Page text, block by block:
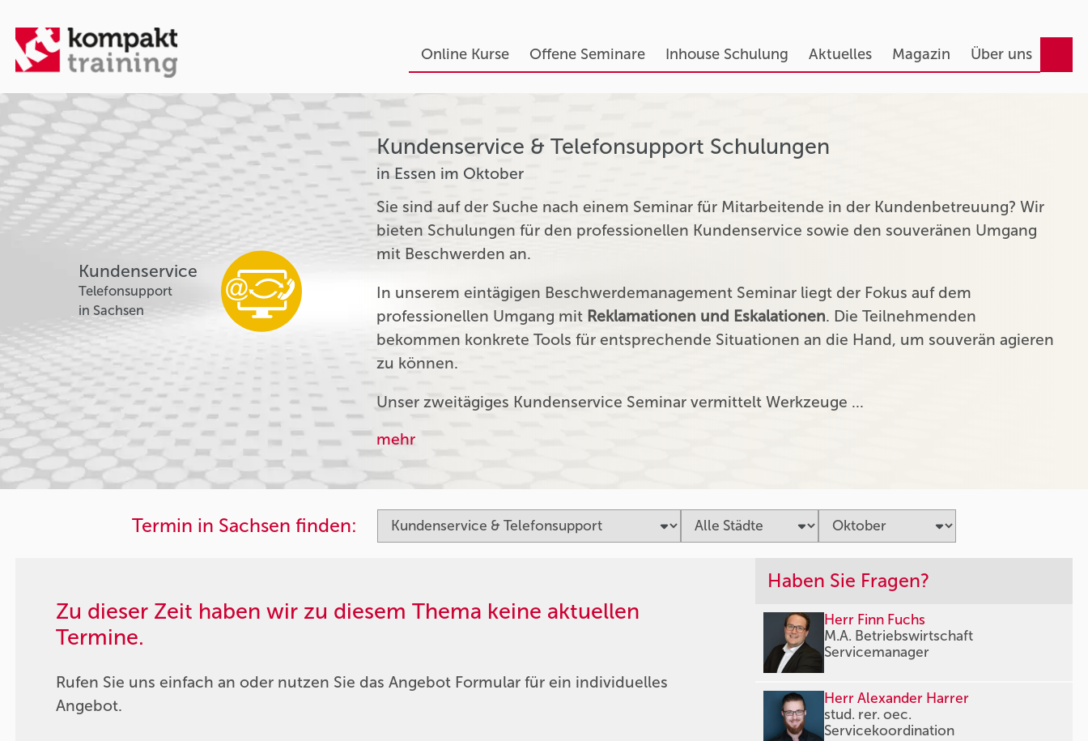
Online Kurse Offene Seminare Inhouse Schulung Aktuelles Magazin Über uns
Kundenservice
Telefonsupport
in Sachsen
Kundenservice & Telefonsupport Schulungen
in Essen im Oktober
Sie sind auf der Suche nach einem Seminar für Mitarbeitende in der Kundenbetreuung? Wir
bieten Schulungen für den professionellen Kundenservice sowie den souveränen Umgang
mit Beschwerden an.
In unserem eintägigen Beschwerdemanagement Seminar liegt der Fokus auf dem
professionellen Umgang mit Reklamationen und Eskalationen. Die Teilnehmenden
bekommen konkrete Tools für entsprechende Situationen an die Hand, um souverän agieren
zu können.
Unser zweitägiges Kundenservice Seminar vermittelt Werkzeuge …
mehr
Termin in Sachsen finden:
Zu dieser Zeit haben wir zu diesem Thema keine aktuellen
Termine.
Rufen Sie uns einfach an oder nutzen Sie das Angebot Formular für ein individuelles
Angebot.
Haben Sie Fragen?
Herr Finn Fuchs
M.A. Betriebswirtschaft
Servicemanager
Herr Alexander Harrer
stud. rer. oec.
Servicekoordination